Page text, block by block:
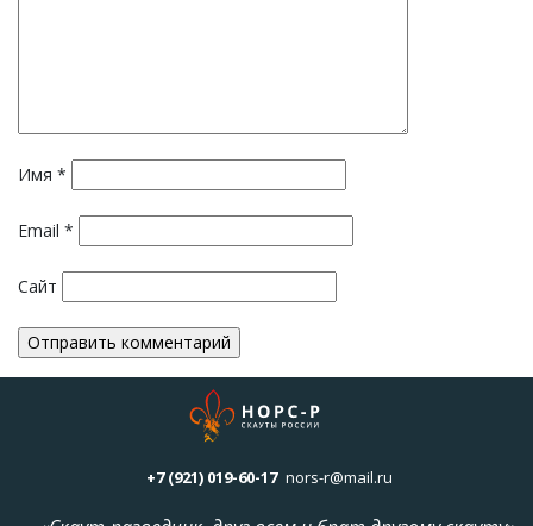
Имя *
Email *
Сайт
+7 (921) 019-60-17 nors-r@mail.ru